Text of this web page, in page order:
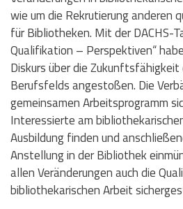
wie um die Rekrutierung anderen
für Bibliotheken. Mit der DACHS-
Qualifikation – Perspektiven“
Diskurs über die
Berufsfelds angestoßen. Die
gemeinsamen Arbeitsprogramm
Interessierte am
Ausbildung finden und
Anstellung in der Bibliothek
allen Veränderungen auch die
bibliothekarischen Arbeit